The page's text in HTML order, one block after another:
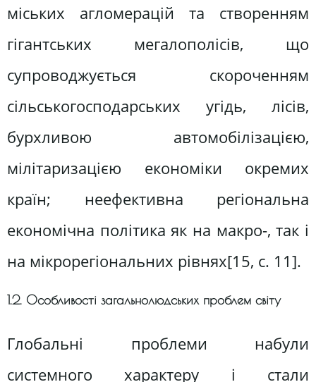
міських агломерацій та створенням
гігантських мегалополісів, що
супроводжується скороченням
сільськогосподарських угідь, лісів,
бурхливою автомобілізацією,
мілітаризацією економіки окремих
країн; неефективна регіональна
економічна політика як на макро-, так і
на мікрорегіональних рівнях[15, c. 11].
1.2. Особливості загальнолюдських проблем світу
Глобальні проблеми набули
системного характеру і стали